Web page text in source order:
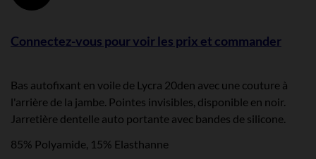
Connectez-vous pour voir les prix et commander
Bas autofixant en voile de Lycra 20den avec une couture à
l'arrière de la jambe. Pointes invisibles, disponible en noir.
Jarretière dentelle auto portante avec bandes de silicone.
85% Polyamide, 15% Elasthanne